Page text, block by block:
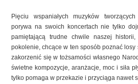
Pięciu wspaniałych muzyków
porywa na swoich koncertach nie tylko
pamiętającą trudne chwile naszej
pokolenie, chcące w ten sposób poznać losy
zakorzenić się w tożsamości własnego
świetne kompozycje, aranżacje, moc i siła
tylko pomaga w przekazie i przyciąga nawet